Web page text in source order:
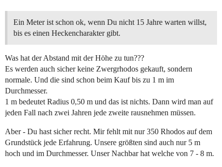
Ein Meter ist schon ok, wenn Du nicht 15 Jahre warten willst,
bis es einen Heckencharakter gibt.
Was hat der Abstand mit der Höhe zu tun???
Es werden auch sicher keine Zwergrhodos gekauft, sondern
normale. Und die sind schon beim Kauf bis zu 1 m im
Durchmesser.
1 m bedeutet Radius 0,50 m und das ist nichts. Dann wird man auf
jeden Fall nach zwei Jahren jede zweite rausnehmen müssen.
Aber - Du hast sicher recht. Mir fehlt mit nur 350 Rhodos auf dem
Grundstück jede Erfahrung. Unsere größten sind auch nur 5 m
hoch und im Durchmesser. Unser Nachbar hat welche von 7 - 8 m.